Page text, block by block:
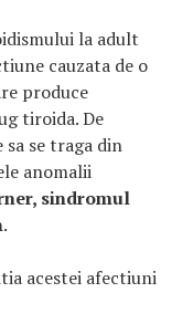
la adult
cauzata de o
produce
tiroida. De
sa se traga din
anomalii
sindromul
.
acestei afectiuni